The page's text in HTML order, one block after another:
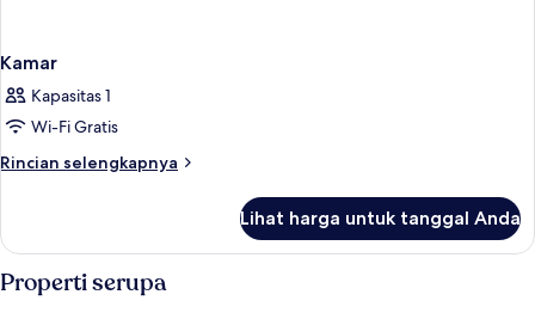
Kamar
Kapasitas 1
Wi-Fi Gratis
Rincian selengkapnya
Rincian
Kamar
Lihat harga untuk tanggal Anda
Properti serupa